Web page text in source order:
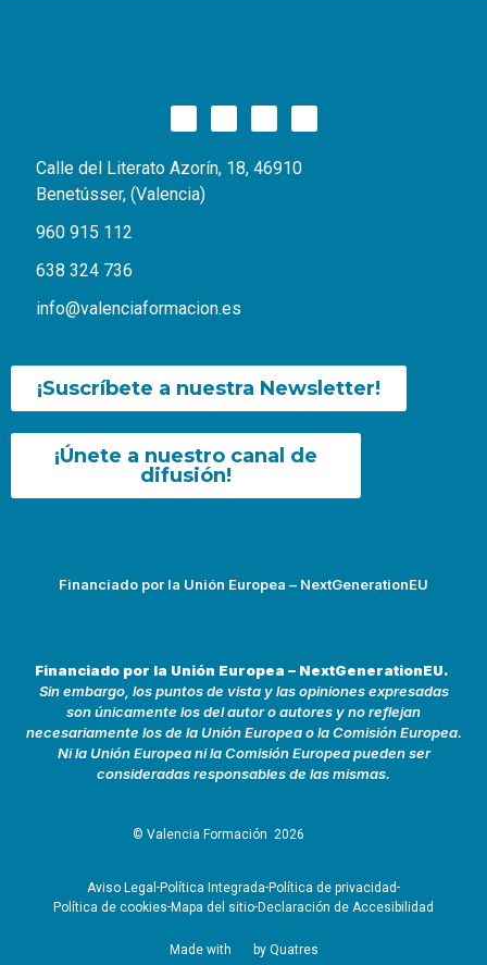
Calle del Literato Azorín, 18, 46910
Benetússer, (Valencia)
960 915 112
638 324 736
info@valenciaformacion.es
¡Suscríbete a nuestra Newsletter!
¡Únete a nuestro canal de
difusión!
Financiado por la Unión Europea – NextGenerationEU
Financiado por la Unión Europea – NextGenerationEU.
Sin embargo, los puntos de vista y las opiniones expresadas
son únicamente los del autor o autores y no reflejan
necesariamente los de la Unión Europea o la Comisión Europea.
Ni la Unión Europea ni la Comisión Europea pueden ser
consideradas responsables de las mismas.
© Valencia Formación 2026
Aviso Legal Política Integrada Política de privacidad
Política de cookies Mapa del sitio Declaración de Accesibilidad